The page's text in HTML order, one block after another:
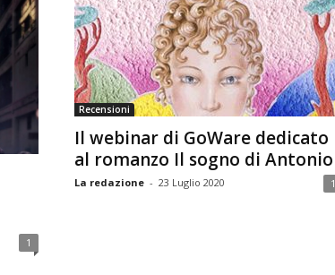
1
Recensioni
Il webinar di GoWare dedicato
al romanzo Il sogno di Antonio
La redazione - 23 Luglio 2020 1